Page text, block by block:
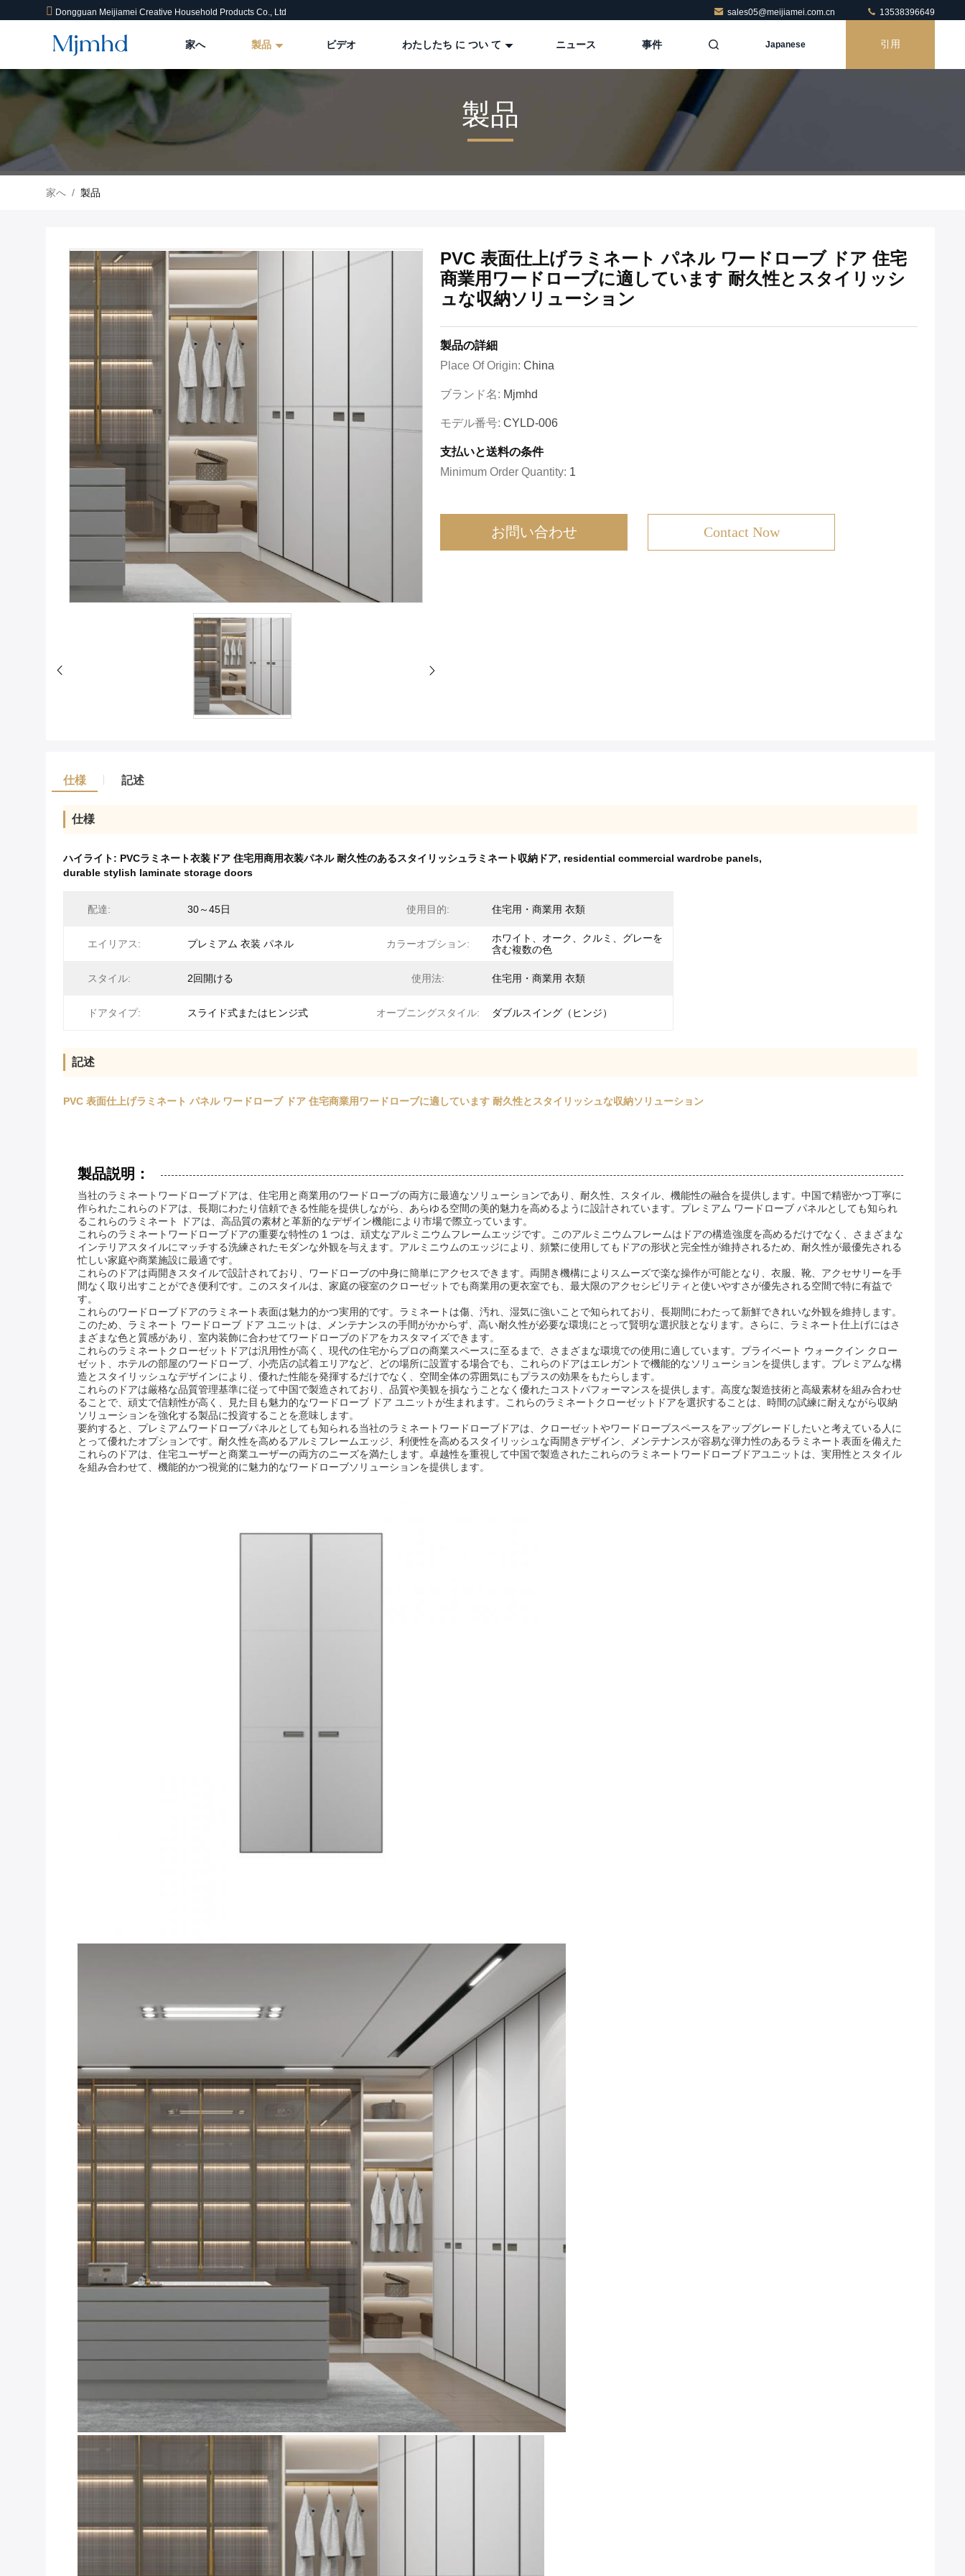
Dongguan Meijiamei Creative Household Products Co., Ltd sales05@meijiamei.com.cn 13538396649
家へ 製品 ビデオ わたしたち に つい て ニュース 事件 Japanese 引用
製品
家へ / 製品
PVC 表面仕上げラミネート パネル ワードローブ ドア 住宅
商業用ワードローブに適しています 耐久性とスタイリッシ
ュな収納ソリューション
製品の詳細
Place Of Origin: China
ブランド名: Mjmhd
モデル番号: CYLD-006
支払いと送料の条件
Minimum Order Quantity: 1
お問い合わせ Contact Now
仕様 記述
仕様
ハイライト: PVCラミネート衣装ドア 住宅用商用衣装パネル 耐久性のあるスタイリッシュラミネート収納ドア, residential commercial wardrobe panels,
durable stylish laminate storage doors
配達: 30～45日 使用目的: 住宅用・商業用 衣類
エイリアス: プレミアム 衣装 パネル カラーオプション:
ホワイト、オーク、クルミ、グレーを
含む複数の色
スタイル: 2回開ける 使用法: 住宅用・商業用 衣類
ドアタイプ: スライド式またはヒンジ式 オープニングスタイル: ダブルスイング（ヒンジ）
記述
PVC 表面仕上げラミネート パネル ワードローブ ドア 住宅商業用ワードローブに適しています 耐久性とスタイリッシュな収納ソリューション
製品説明：
当社のラミネートワードローブドアは、住宅用と商業用のワードローブの両方に最適なソリューションであり、耐久性、スタイル、機能性の融合を提供します。中国で精密かつ丁寧に
作られたこれらのドアは、長期にわたり信頼できる性能を提供しながら、あらゆる空間の美的魅力を高めるように設計されています。プレミアム ワードローブ パネルとしても知られ
るこれらのラミネート ドアは、高品質の素材と革新的なデザイン機能により市場で際立っています。
これらのラミネートワードローブドアの重要な特性の 1 つは、頑丈なアルミニウムフレームエッジです。このアルミニウムフレームはドアの構造強度を高めるだけでなく、さまざまな
インテリアスタイルにマッチする洗練されたモダンな外観を与えます。アルミニウムのエッジにより、頻繁に使用してもドアの形状と完全性が維持されるため、耐久性が最優先される
忙しい家庭や商業施設に最適です。
これらのドアは両開きスタイルで設計されており、ワードローブの中身に簡単にアクセスできます。両開き機構によりスムーズで楽な操作が可能となり、衣服、靴、アクセサリーを手
間なく取り出すことができ便利です。このスタイルは、家庭の寝室のクローゼットでも商業用の更衣室でも、最大限のアクセシビリティと使いやすさが優先される空間で特に有益で
す。
これらのワードローブドアのラミネート表面は魅力的かつ実用的です。ラミネートは傷、汚れ、湿気に強いことで知られており、長期間にわたって新鮮できれいな外観を維持します。
このため、ラミネート ワードローブ ドア ユニットは、メンテナンスの手間がかからず、高い耐久性が必要な環境にとって賢明な選択肢となります。さらに、ラミネート仕上げにはさ
まざまな色と質感があり、室内装飾に合わせてワードローブのドアをカスタマイズできます。
これらのラミネートクローゼットドアは汎用性が高く、現代の住宅からプロの商業スペースに至るまで、さまざまな環境での使用に適しています。プライベート ウォークイン クロー
ゼット、ホテルの部屋のワードローブ、小売店の試着エリアなど、どの場所に設置する場合でも、これらのドアはエレガントで機能的なソリューションを提供します。プレミアムな構
造とスタイリッシュなデザインにより、優れた性能を発揮するだけでなく、空間全体の雰囲気にもプラスの効果をもたらします。
これらのドアは厳格な品質管理基準に従って中国で製造されており、品質や美観を損なうことなく優れたコストパフォーマンスを提供します。高度な製造技術と高級素材を組み合わせ
ることで、頑丈で信頼性が高く、見た目も魅力的なワードローブ ドア ユニットが生まれます。これらのラミネートクローゼットドアを選択することは、時間の試練に耐えながら収納
ソリューションを強化する製品に投資することを意味します。
要約すると、プレミアムワードローブパネルとしても知られる当社のラミネートワードローブドアは、クローゼットやワードローブスペースをアップグレードしたいと考えている人に
とって優れたオプションです。耐久性を高めるアルミフレームエッジ、利便性を高めるスタイリッシュな両開きデザイン、メンテナンスが容易な弾力性のあるラミネート表面を備えた
これらのドアは、住宅ユーザーと商業ユーザーの両方のニーズを満たします。卓越性を重視して中国で製造されたこれらのラミネートワードローブドアユニットは、実用性とスタイル
を組み合わせて、機能的かつ視覚的に魅力的なワードローブソリューションを提供します。